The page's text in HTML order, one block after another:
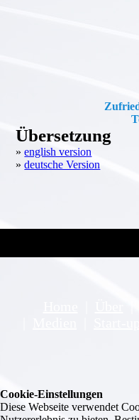
Übersetzung
»english version
»deutsche Version
Cookie-Einstellungen
Diese Webseite verwendet